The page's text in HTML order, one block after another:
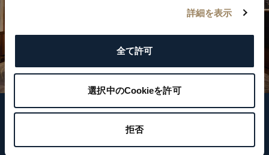
詳細を表示
全て許可
選択中のCookieを許可
拒否